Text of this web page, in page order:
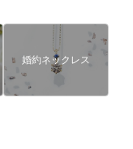
婚約ネックレス